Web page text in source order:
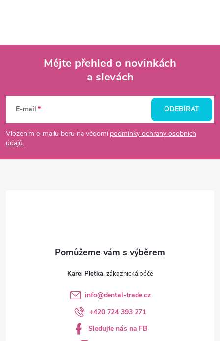
p
a
Mějte přehled o novinkách
a slevách
E-mail
Vložením e-mailu beru na vědomí podmínky ochrany osobních
údajů.
ODEBÍRAT
Karel Pletka
info@dental-trade.cz
+420 724 393 271
Sledujte nás na FB